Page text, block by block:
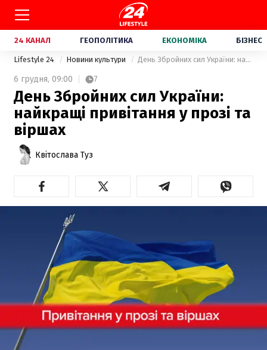
24 КАНАЛ ГЕОПОЛІТИКА ЕКОНОМІКА БІЗНЕС
Lifestyle 24 Новини культури День Збройних сил України: найкращі привітання у прозі та віршах
6 грудня, 09:00 7
День Збройних сил України:
найкращі привітання у прозі та
віршах
Квітослава Туз